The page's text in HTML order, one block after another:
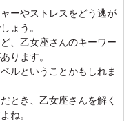
ーやストレスをどう逃が
ょう。
、乙女座さんのキーワー
ります。
ルということかもしれま
とき、乙女座さんを解く
ね。